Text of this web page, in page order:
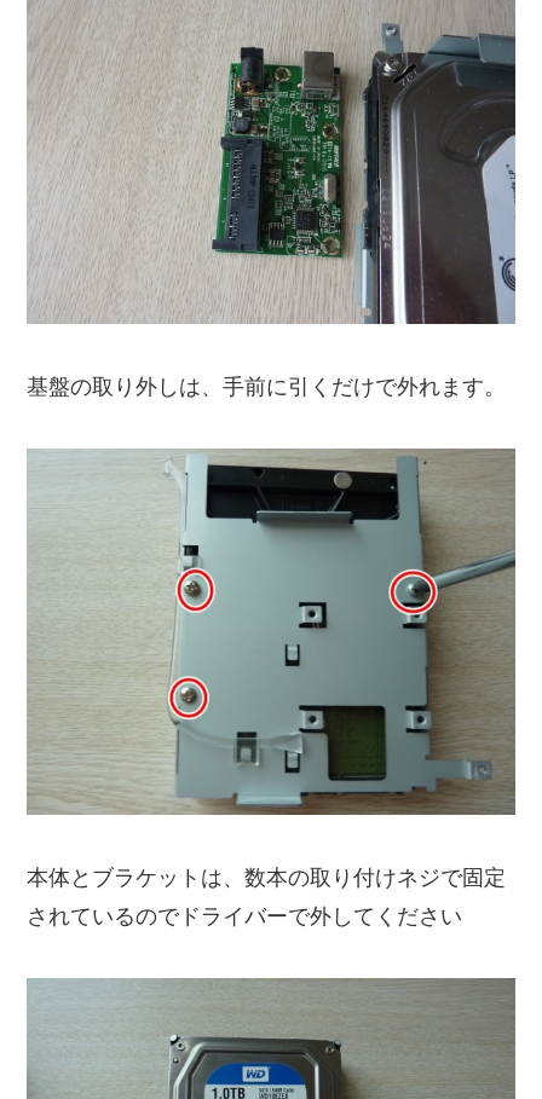
基盤の取り外しは、手前に引くだけで外れます。
本体とブラケットは、数本の取り付けネジで固定
されているのでドライバーで外してください